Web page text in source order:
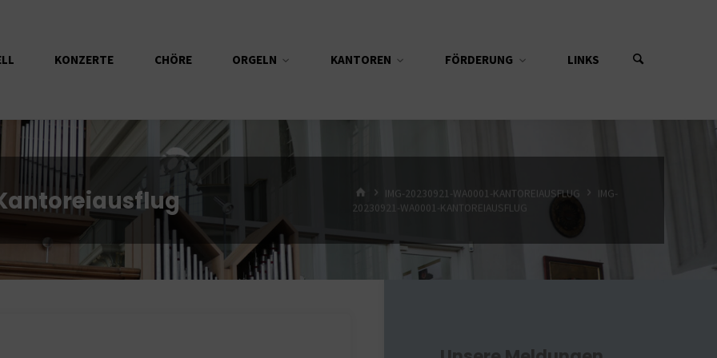
KONZERTE CHÖRE ORGELN KANTOREN FÖRDERUNG LINKS
STARTIMG-20230921-WA0001-KANTOREIAUSFLUG
IMG-
20230921-WA0001-KANTOREIAUSFLUG